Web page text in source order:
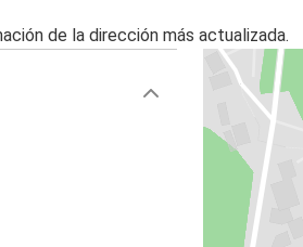
de la dirección más actualizada.